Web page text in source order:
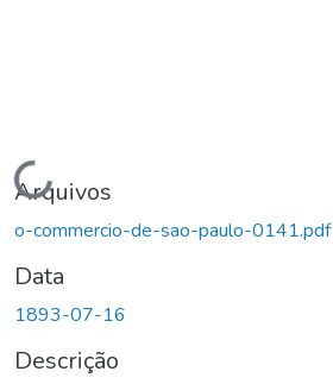
Carregando...
Arquivos
o-commercio-de-sao-paulo-0141.pdf
Data
1893-07-16
Descrição